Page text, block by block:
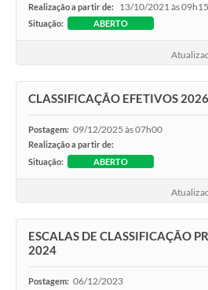
Realização a partir de: 13/10/2021 às 09h15
Situação: ABERTO
CLASSIFICAÇÃO EFETIVOS 2026
Postagem: 09/12/2025 às 07h00
Realização a partir de:
Situação:
ABERTO
ESCALAS DE CLASSIFICAÇÃO
2024
Postagem: 06/12/2023